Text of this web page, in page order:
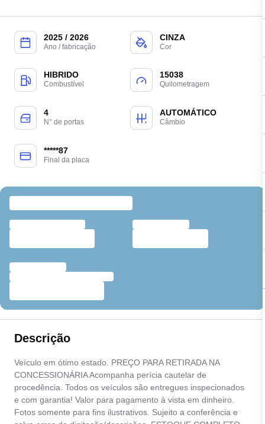
2025 / 2026
Ano / fabricação
CINZA
Cor
HIBRIDO
Combustível
15038
Quilometragem
4
N° de portas
AUTOMÁTICO
Câmbio
*****87
Final da placa
Descrição
Veículo em ótimo estado. PREÇO PARA RETIRADA NA
CONCESSIONÁRIA Acompanha perícia cautelar de
procedência. Todos os veículos são entregues inspecionados
e com garantia! Valor para pagamento à vista em dinheiro.
Fotos somente para fins ilustrativos. Sujeito a conferência e